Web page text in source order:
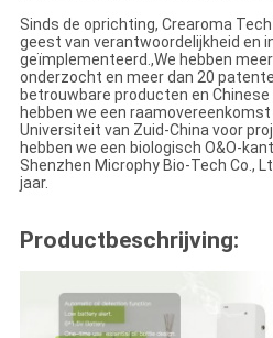
Sinds de oprichting, Crearoma
geest van verantwoordelijkheid en
geïmplementeerd.,We hebben
onderzocht en meer dan 20
betrouwbare producten en
hebben we een
Universiteit van Zuid-China voor
hebben we een biologisch O&O-
Shenzhen Microphy Bio-Tech Co.,
jaar.
Productbeschrijving: